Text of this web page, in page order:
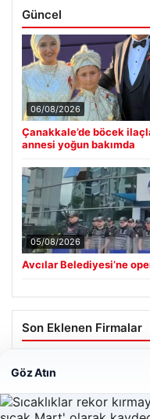
Güncel
06/08/2026
Çanakkale’de böcek
annesi yoğun bakımda
05/08/2026
Avcılar Belediyesi’ne
Son Eklenen Firmalar
Hastaş Beton
Göz Atın